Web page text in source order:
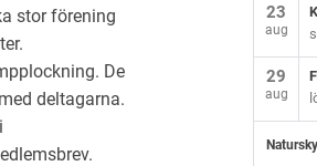
stor förening
De
deltagarna.
23
aug
29
aug